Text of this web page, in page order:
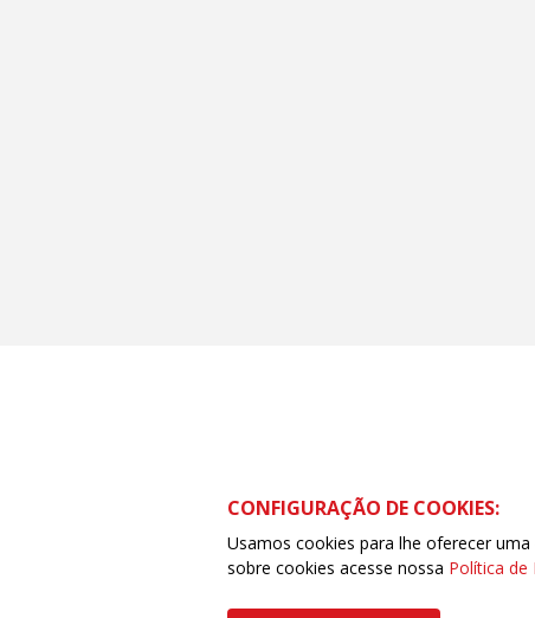
CONFIGURAÇÃO DE COOKIES:
Usamos cookies para lhe oferecer
sobre cookies acesse nossa Política de